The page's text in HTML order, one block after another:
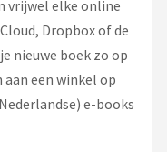
vrijwel elke online
Dropbox of de
nieuwe boek zo op
een winkel op
e-books